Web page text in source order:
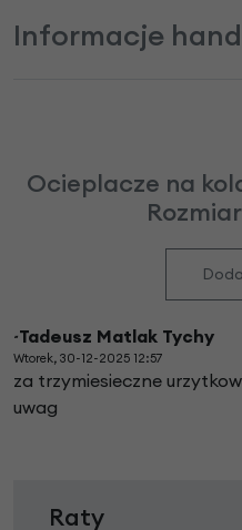
Informacje
Ocieplacze na
~Tadeusz Matlak Tychy
Wtorek, 30-12-2025 12:57
za trzymiesieczne
uwag
Raty